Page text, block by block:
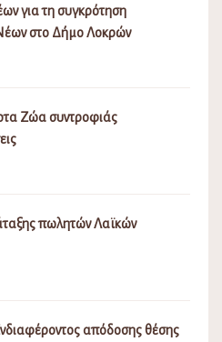
για τη συγκρότηση
στο Δήμο Λοκρών
Ζώα συντροφιάς
πωλητών Λαϊκών
απόδοσης θέσης